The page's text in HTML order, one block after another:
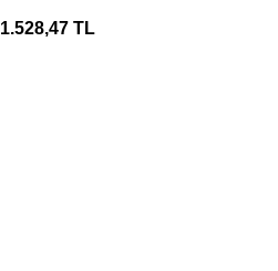
1.528,47 TL